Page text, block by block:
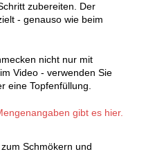
zubereiten. Der
- genauso wie beim
nicht nur mit
Video - verwenden Sie
eine Topfenfüllung.
gibt es hier.
Schmökern und